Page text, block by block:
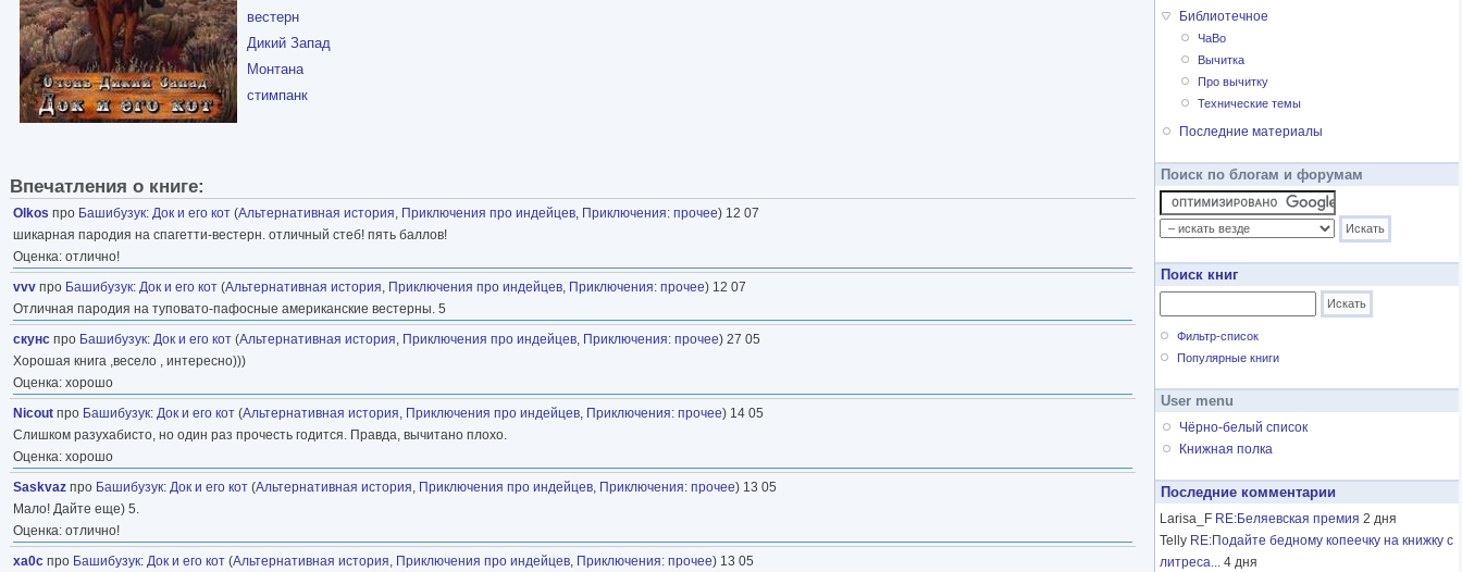
вестерн
Дикий Запад
Монтана
стимпанк
Впечатления о книге:
Olkos про Башибузук: Док и его кот (Альтернативная история, Приключения про индейцев, Приключения: прочее) 12 07
шикарная пародия на спагетти-вестерн. отличный стеб! пять баллов!
Оценка: отлично!
vvv про Башибузук: Док и его кот (Альтернативная история, Приключения про индейцев, Приключения: прочее) 12 07
Отличная пародия на туповато-пафосные американские вестерны. 5
скунс про Башибузук: Док и его кот (Альтернативная история, Приключения про индейцев, Приключения: прочее) 27 05
Хорошая книга ,весело , интересно)))
Оценка: хорошо
Nicout про Башибузук: Док и его кот (Альтернативная история, Приключения про индейцев, Приключения: прочее) 14 05
Слишком разухабисто, но один раз прочесть годится. Правда, вычитано плохо.
Оценка: хорошо
Saskvaz про Башибузук: Док и его кот (Альтернативная история, Приключения про индейцев, Приключения: прочее) 13 05
Мало! Дайте еще) 5.
Оценка: отлично!
xa0c про Башибузук: Док и его кот (Альтернативная история, Приключения про индейцев, Приключения: прочее) 13 05
Библиотечное
ЧаВо
Вычитка
Про вычитку
Технические темы
Последние материалы
Поиск по блогам и форумам
Поиск книг
Фильтр-список
Популярные книги
User menu
Чёрно-белый список
Книжная полка
Последние комментарии
Larisa_F RE:Беляевская премия 2 дня
Telly RE:Подайте бедному копеечку на книжку с
литреса... 4 дня